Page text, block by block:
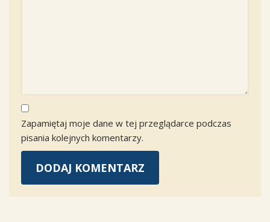
Zapamiętaj moje dane w tej przeglądarce podczas
pisania kolejnych komentarzy.